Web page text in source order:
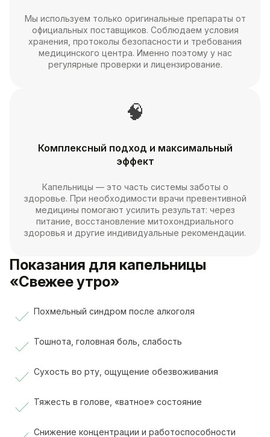
Мы используем только оригинальные препараты от
официальных поставщиков. Соблюдаем условия
хранения, протоколы безопасности и требования
медицинского центра. Именно поэтому у нас
регулярные проверки и лицензирование.
🧠
Комплексный подход и максимальный
эффект
Капельницы — это часть системы заботы о
здоровье. При необходимости врачи превентивной
медицины помогают усилить результат: через
питание, восстановление митохондриального
здоровья и другие индивидуальные рекомендации.
Показания для капельницы
«Свежее утро»
Похмельный синдром после алкоголя
Тошнота, головная боль, слабость
Сухость во рту, ощущение обезвоживания
Тяжесть в голове, «ватное» состояние
Снижение концентрации и работоспособности